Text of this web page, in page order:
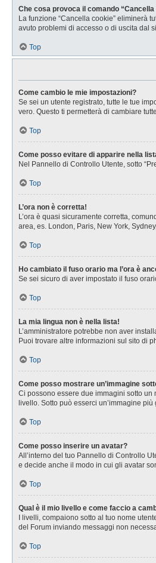
Che cosa provoca il comando “Cancella
La funzione “Cancella cookie” eliminerà
avuto problemi di accesso o di uscita dal
Top
Come cambio le mie impostazioni?
Se sei un utente registrato, tutte le tue
vero. Questo ti permetterà di cambiare
Top
Come posso evitare di apparire nella
Nel Pannello di Controllo Utente, sotto
Top
L’ora non è corretta!
L’ora è quasi sicuramente corretta,
area, es. London, Paris, New York,
Top
Ho cambiato il fuso orario ma l’ora è
Se sei sicuro di aver impostato il fuso
Top
La mia lingua non è nella lista!
L’amministratore potrebbe non aver
Puoi trovare altre informazioni sul sito di
Top
Come posso mostrare un’immagine
Ci possono essere due immagini sotto
livello. Sotto può esserci un’immagine
Top
Come posso inserire un avatar?
All’interno del tuo Pannello di Controllo
e decide anche il modo in cui gli avatar
Top
Qual è il mio livello e come faccio a
I livelli, compaiono sotto al tuo nome
del Forum inviando messaggi non
Top